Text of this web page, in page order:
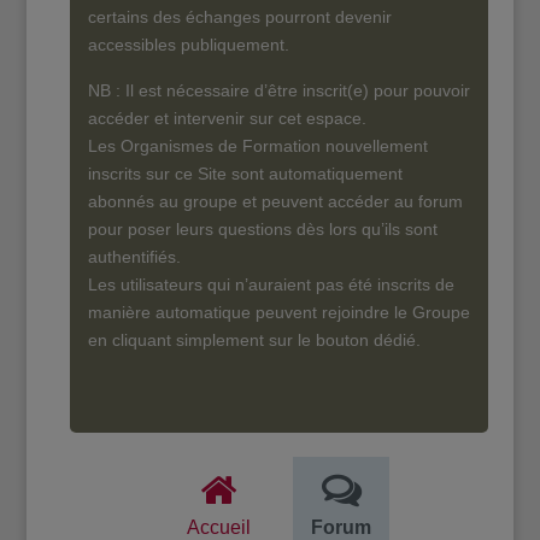
certains des échanges pourront devenir
accessibles publiquement.
NB : Il est nécessaire d’être inscrit(e) pour pouvoir
accéder et intervenir sur cet espace.
Les Organismes de Formation nouvellement
inscrits sur ce Site sont automatiquement
abonnés au groupe et peuvent accéder au forum
pour poser leurs questions dès lors qu’ils sont
authentifiés.
Les utilisateurs qui n’auraient pas été inscrits de
manière automatique peuvent rejoindre le Groupe
en cliquant simplement sur le bouton dédié.
Accueil Forum